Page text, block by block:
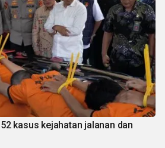
kasus kejahatan jalanan dan